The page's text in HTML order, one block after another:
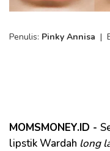
Penulis: Pinky Annisa |
MOMSMONEY.ID -
lipstik Wardah long